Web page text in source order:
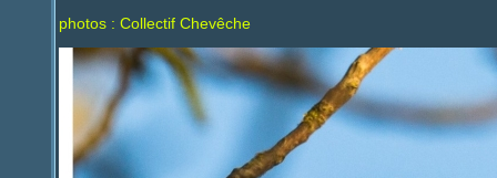
photos : Collectif Chevêche